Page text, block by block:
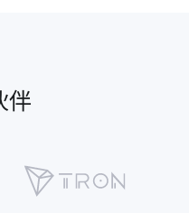
伴